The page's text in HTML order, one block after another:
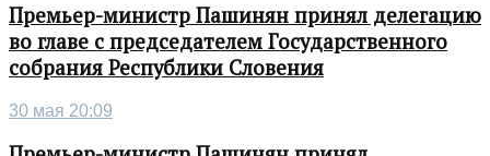
Премьер-министр Пашинян принял делегацию
во главе с председателем Государственного
собрания Республики Словения
30 мая 20:09